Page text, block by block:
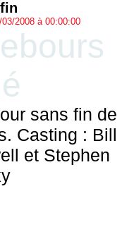
2008 à 00:00:00
sans fin de
Casting : Bill
et Stephen